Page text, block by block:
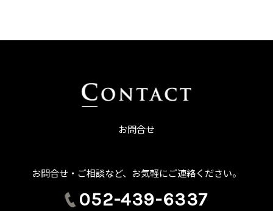
お問合せ
お問合せ・ご相談など、お気軽にご連絡ください。
052-439-6337